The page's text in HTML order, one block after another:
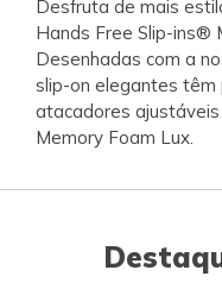
Desfruta de mais
Hands Free Slip-ins®
Desenhadas com a
slip-on elegantes têm
atacadores
Memory Foam Lux.